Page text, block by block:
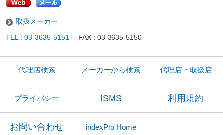
取扱メーカー
TEL : 03-3635-5151 FAX : 03-3635-5150
代理店検索 メーカーから検索 代理店・取扱店
プライバシー ISMS 利用規約
お問い合わせ indexPro Home